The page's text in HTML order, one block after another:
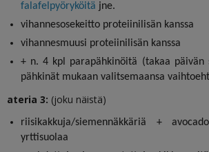
falafelpyöryköitä jne.
vihannesosekeitto proteiinilisän kanssa
vihannesmuusi proteiinilisän kanssa
+ n. 4 kpl parapähkinöitä (takaa päivän
pähkinät mukaan valitsemaansa
ateria 3: (joku näistä)
riisikakkuja/siemennäkkäriä +
yrttisuolaa